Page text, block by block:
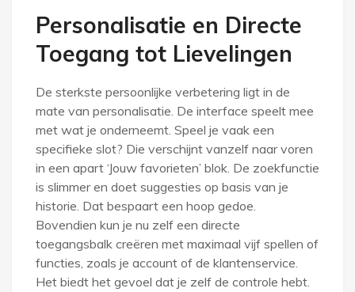
Personalisatie en Directe
Toegang tot Lievelingen
De sterkste persoonlijke verbetering ligt in de
mate van personalisatie. De interface speelt mee
met wat je onderneemt. Speel je vaak een
specifieke slot? Die verschijnt vanzelf naar voren
in een apart ‘Jouw favorieten’ blok. De zoekfunctie
is slimmer en doet suggesties op basis van je
historie. Dat bespaart een hoop gedoe.
Bovendien kun je nu zelf een directe
toegangsbalk creëren met maximaal vijf spellen of
functies, zoals je account of de klantenservice.
Het biedt het gevoel dat je zelf de controle hebt.